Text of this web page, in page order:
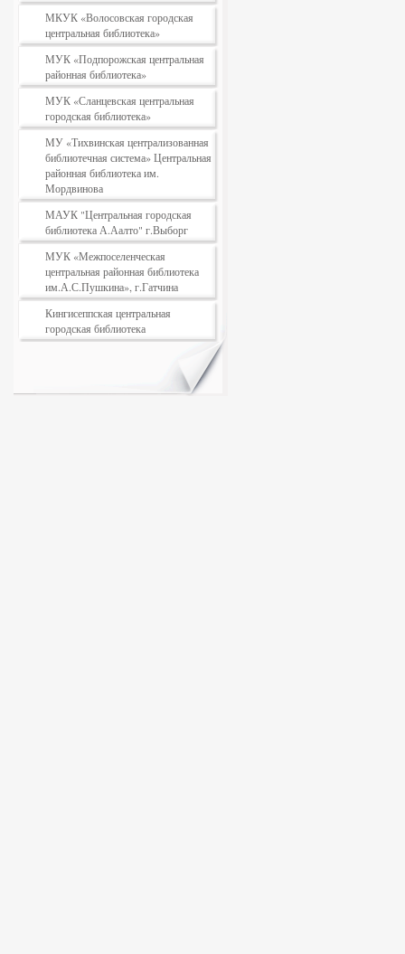
МКУК «Волосовская городская
центральная библиотека»
МУК «Подпорожская центральная
районная библиотека»
МУК «Сланцевская центральная
городская библиотека»
МУ «Тихвинская централизованная
библиотечная система» Центральная
районная библиотека им.
Мордвинова
МАУК "Центральная городская
библиотека А.Аалто" г.Выборг
МУК «Межпоселенческая
центральная районная библиотека
им.А.С.Пушкина», г.Гатчина
Кингисеппская центральная
городская библиотека